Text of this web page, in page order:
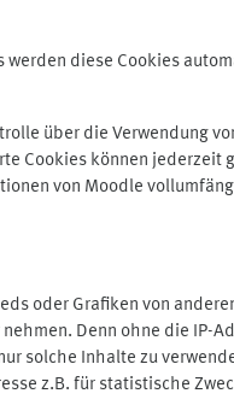
werden diese Cookies
über die Verwendung
Cookies können jederzeit
von Moodle
oder Grafiken von
Denn ohne die IP-
solche Inhalte zu
z.B. für statistische